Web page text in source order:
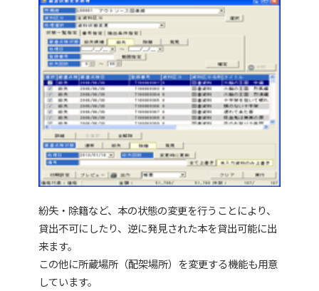
紛失・除籍など、本の状態の変更を行うことにより、
貸出不可にしたり、逆に発見された本を貸出可能に出
来ます。
この他に所蔵場所（配架場所）を変更する機能も用意
しています。